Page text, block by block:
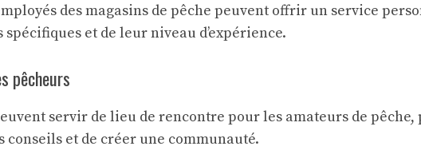
des magasins de pêche peuvent offrir un service
et de leur niveau d’expérience.
pêcheurs
servir de lieu de rencontre pour les amateurs de
conseils et de créer une communauté.